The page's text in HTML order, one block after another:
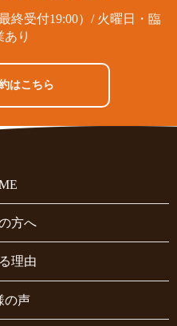
終受付19:00）/ 火曜日・臨
あり
はこちら
方へ
理由
の声